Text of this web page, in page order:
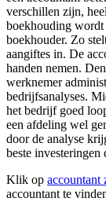
verschillen zijn,
boekhouding wordt
boekhouder. Zo
aangiftes in. De
handen nemen.
werknemer
bedrijfsanalyses.
het bedrijf goed
een afdeling wel
door de analyse
beste investeringen
Klik op accountant
accountant te